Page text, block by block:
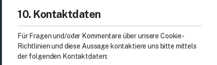
10. Kontaktdaten
Für Fragen und/oder Kommentare über unsere Cookie-
Richtlinien und diese Aussage kontaktiere uns bitte mittels
der folgenden Kontaktdaten: